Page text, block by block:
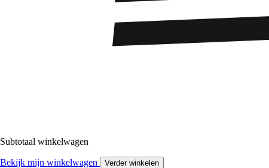
Subtotaal winkelwagen
Bekijk mijn winkelwagen Verder winkelen